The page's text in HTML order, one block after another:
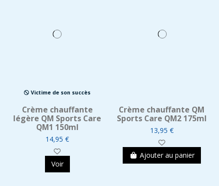
Victime de son succès
Crème chauffante
légère QM Sports Care
QM1 150ml
14,95 €
Voir
Crème chauffante QM
Sports Care QM2 175ml
13,95 €
Ajouter au panier